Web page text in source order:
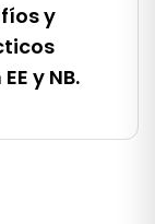
y
y NB.